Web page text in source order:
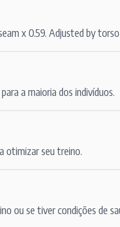
x 0.59. Adjusted by
a maioria dos indivíduos.
otimizar seu treino.
ou se tiver condições de